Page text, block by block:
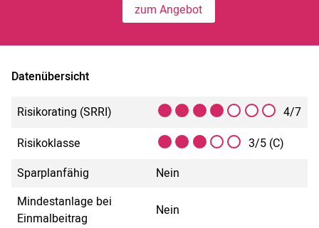
zum Angebot
Datenübersicht
Risikorating (SRRI)
4/7
Risikoklasse
3/5 (C)
Sparplanfähig
Nein
Mindestanlage bei
Einmalbeitrag
Nein